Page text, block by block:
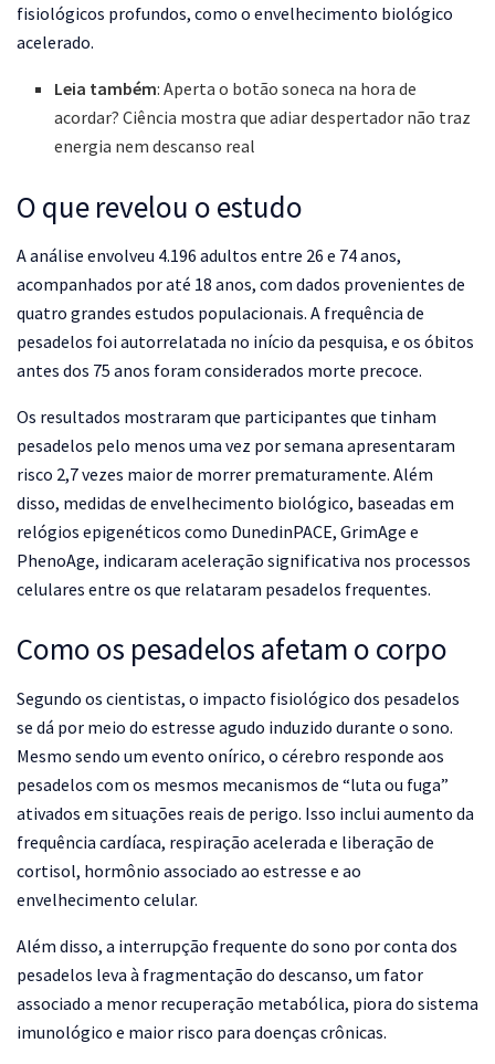
fisiológicos profundos, como o envelhecimento biológico
acelerado.
Leia também: Aperta o botão soneca na hora de
acordar? Ciência mostra que adiar despertador não traz
energia nem descanso real
O que revelou o estudo
A análise envolveu 4.196 adultos entre 26 e 74 anos,
acompanhados por até 18 anos, com dados provenientes de
quatro grandes estudos populacionais. A frequência de
pesadelos foi autorrelatada no início da pesquisa, e os óbitos
antes dos 75 anos foram considerados morte precoce.
Os resultados mostraram que participantes que tinham
pesadelos pelo menos uma vez por semana apresentaram
risco 2,7 vezes maior de morrer prematuramente. Além
disso, medidas de envelhecimento biológico, baseadas em
relógios epigenéticos como DunedinPACE, GrimAge e
PhenoAge, indicaram aceleração significativa nos processos
celulares entre os que relataram pesadelos frequentes.
Como os pesadelos afetam o corpo
Segundo os cientistas, o impacto fisiológico dos pesadelos
se dá por meio do estresse agudo induzido durante o sono.
Mesmo sendo um evento onírico, o cérebro responde aos
pesadelos com os mesmos mecanismos de “luta ou fuga”
ativados em situações reais de perigo. Isso inclui aumento da
frequência cardíaca, respiração acelerada e liberação de
cortisol, hormônio associado ao estresse e ao
envelhecimento celular.
Além disso, a interrupção frequente do sono por conta dos
pesadelos leva à fragmentação do descanso, um fator
associado a menor recuperação metabólica, piora do sistema
imunológico e maior risco para doenças crônicas.